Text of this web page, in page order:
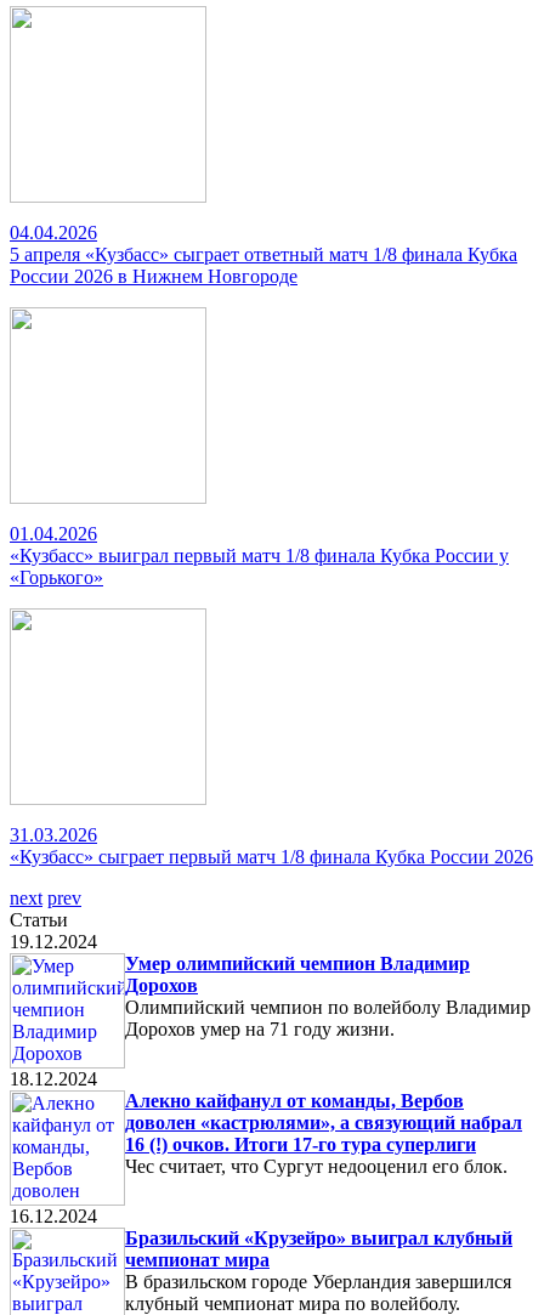
04.04.2026
5 апреля «Кузбасс» сыграет ответный матч 1/8 финала Кубка
России 2026 в Нижнем Новгороде
01.04.2026
«Кузбасс» выиграл первый матч 1/8 финала Кубка России у
«Горького»
31.03.2026
«Кузбасс» сыграет первый матч 1/8 финала Кубка России 2026
next prev
Статьи
19.12.2024
Умер олимпийский чемпион Владимир
Дорохов
Олимпийский чемпион по волейболу Владимир
Дорохов умер на 71 году жизни.
18.12.2024
Алекно кайфанул от команды, Вербов
доволен «кастрюлями», а связующий набрал
16 (!) очков. Итоги 17-го тура суперлиги
Чес считает, что Сургут недооценил его блок.
16.12.2024
Бразильский «Крузейро» выиграл клубный
чемпионат мира
В бразильском городе Уберландия завершился
клубный чемпионат мира по волейболу.